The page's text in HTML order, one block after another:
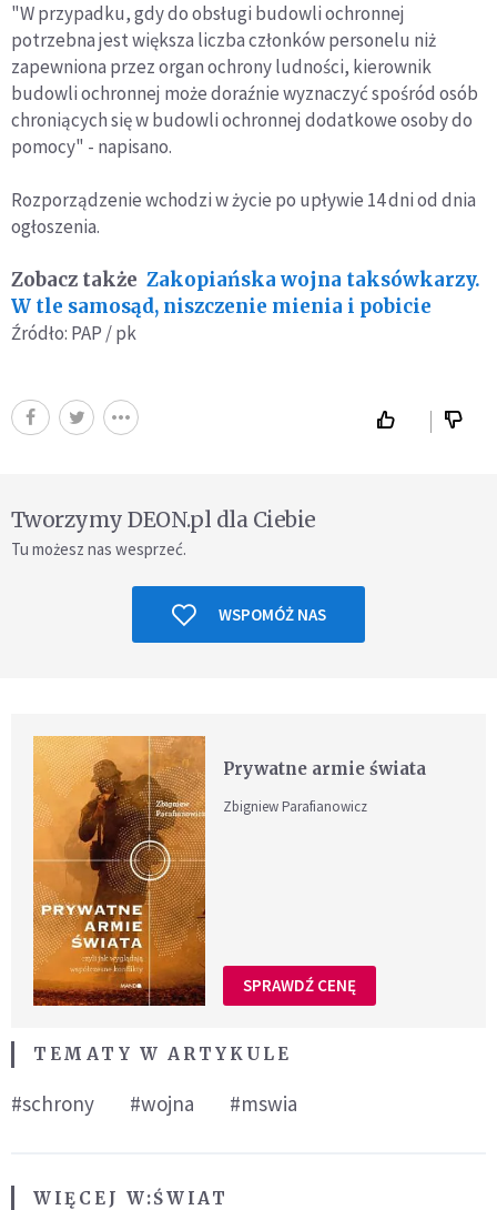
"W przypadku, gdy do obsługi budowli ochronnej
potrzebna jest większa liczba członków personelu niż
zapewniona przez organ ochrony ludności, kierownik
budowli ochronnej może doraźnie wyznaczyć spośród osób
chroniących się w budowli ochronnej dodatkowe osoby do
pomocy" - napisano.
Rozporządzenie wchodzi w życie po upływie 14 dni od dnia
ogłoszenia.
Zobacz także Zakopiańska wojna taksówkarzy.
W tle samosąd, niszczenie mienia i pobicie
Źródło: PAP / pk
Tworzymy DEON.pl dla Ciebie
Tu możesz nas wesprzeć.
WSPOMÓŻ NAS
Prywatne armie świata
Zbigniew Parafianowicz
SPRAWDŹ CENĘ
TEMATY W ARTYKULE
#schrony #wojna #mswia
WIĘCEJ W:ŚWIAT